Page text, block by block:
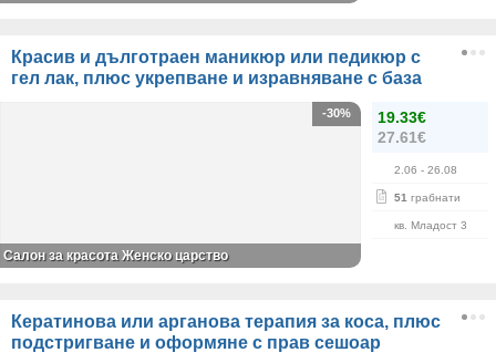
Красив и дълготраен маникюр или педикюр с
гел лак, плюс укрепване и изравняване с база
19.33€
27.61€
2.06 - 26.08
51 грабнати
кв. Младост 3
-30%
Салон за красота Женско царство
Кератинова или арганова терапия за коса, плюс
подстригване и оформяне с прав сешоар